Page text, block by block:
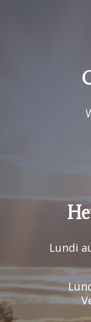
Lundi